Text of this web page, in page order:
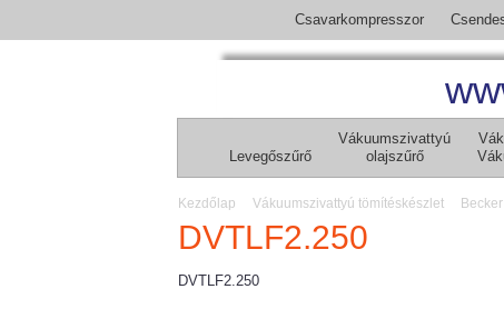
Csavarkompresszor
Levegőszűrő
Vákuumszivattyú
olajszűrő
Kezdőlap Vákuumszivattyú tömítéskészlet Becker
DVTLF2.250
DVTLF2.250